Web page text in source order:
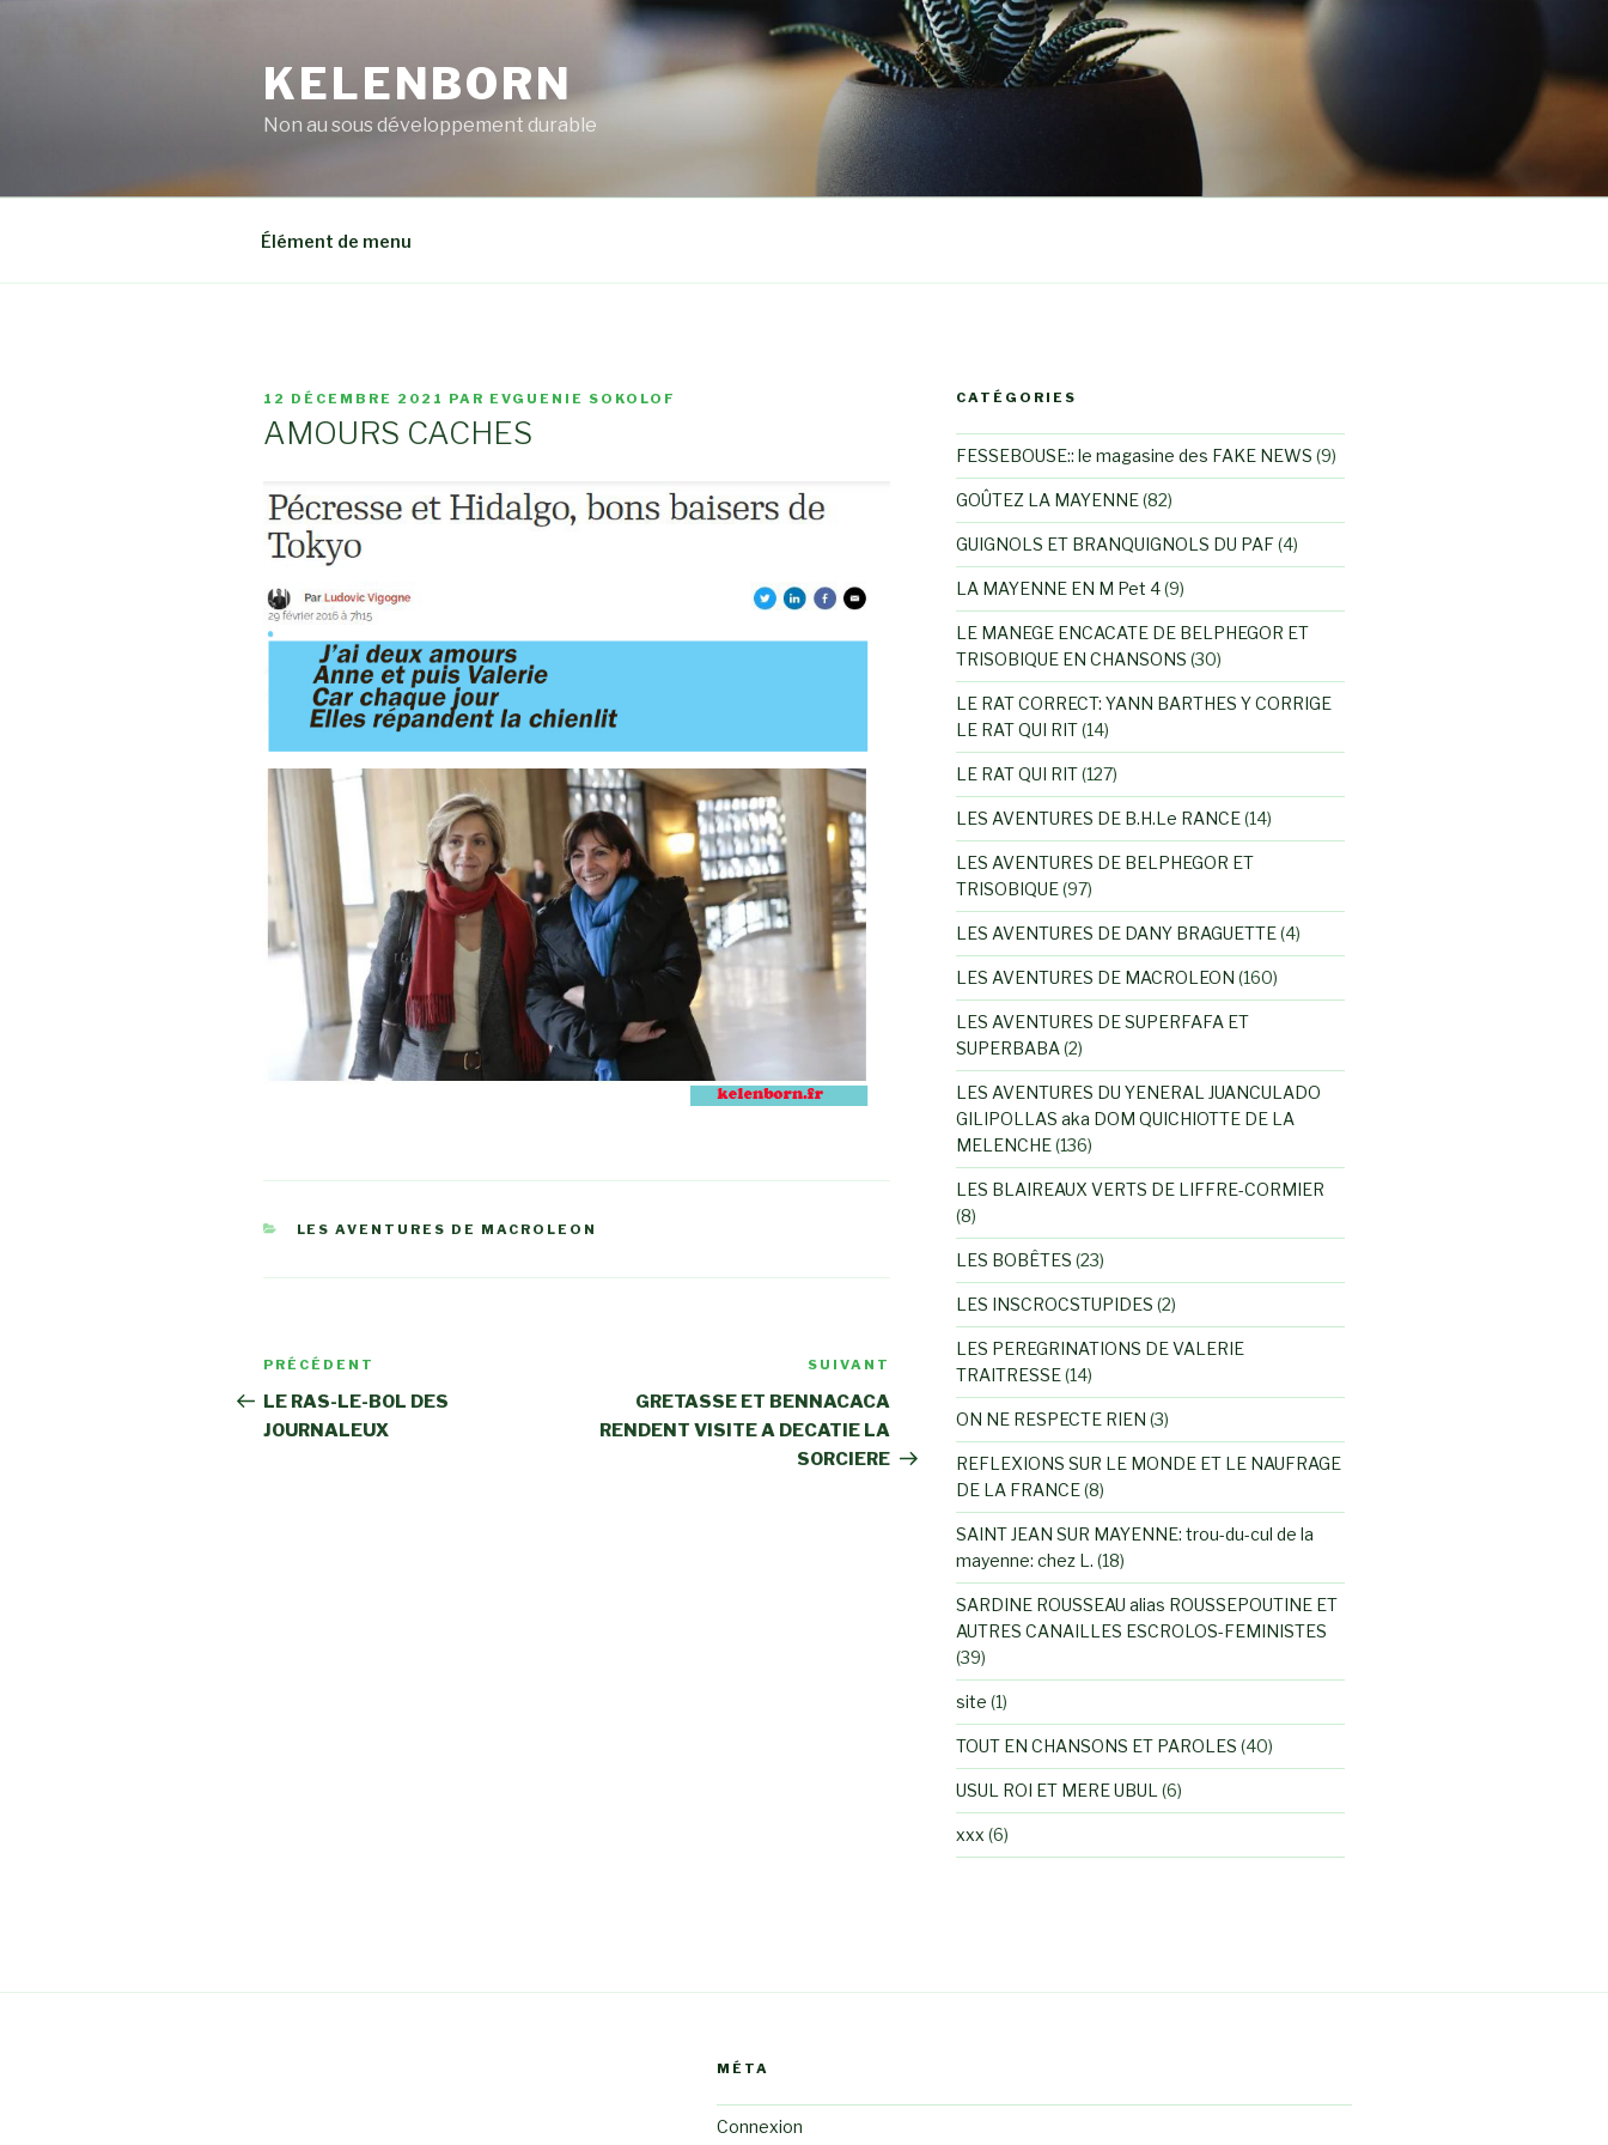
KELENBORN
Non au sous développement durable
Élément de menu
PUBLIÉ
12 DÉCEMBRE 2021 PAR EVGUENIE SOKOLOF
AMOURS CACHES
CATÉGORIES
LES AVENTURES DE MACROLEON
Navigation
de
l’article
Article
précédent
PRÉCÉDENT
LE RAS-LE-BOL DES
JOURNALEUX
Article
suivant
SUIVANT
GRETASSE ET BENNACACA
RENDENT VISITE A DECATIE LA
SORCIERE
CATÉGORIES
FESSEBOUSE:: le magasine des FAKE NEWS (9)
GOÛTEZ LA MAYENNE(82)
GUIGNOLS ET BRANQUIGNOLS DU PAF(4)
LA MAYENNE EN M Pet 4(9)
LE MANEGE ENCACATE DE BELPHEGOR ET
TRISOBIQUE EN CHANSONS (30)
LE RAT CORRECT: YANN BARTHES Y CORRIGE
LE RAT QUI RIT(14)
LE RAT QUI RIT(127)
LES AVENTURES DE B.H.Le RANCE(14)
LES AVENTURES DE BELPHEGOR ET
TRISOBIQUE(97)
LES AVENTURES DE DANY BRAGUETTE(4)
LES AVENTURES DE MACROLEON (160)
LES AVENTURES DE SUPERFAFA ET
SUPERBABA(2)
LES AVENTURES DU YENERAL JUANCULADO
GILIPOLLAS aka DOM QUICHIOTTE DE LA
MELENCHE(136)
LES BLAIREAUX VERTS DE LIFFRE-CORMIER
(8)
LES BOBÊTES (23)
LES INSCROCSTUPIDES (2)
LES PEREGRINATIONS DE VALERIE
TRAITRESSE(14)
ON NE RESPECTE RIEN (3)
REFLEXIONS SUR LE MONDE ET LE NAUFRAGE
DE LA FRANCE(8)
SAINT JEAN SUR MAYENNE: trou-du-cul de la
mayenne: chez L. (18)
SARDINE ROUSSEAU alias ROUSSEPOUTINE ET
AUTRES CANAILLES ESCROLOS-FEMINISTES
(39)
site (1)
TOUT EN CHANSONS ET PAROLES (40)
USUL ROI ET MERE UBUL (6)
xxx (6)
MÉTA
Connexion